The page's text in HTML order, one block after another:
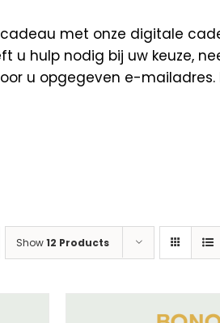
met onze digitale
u hulp nodig bij uw keuze,
u opgegeven e-
Show12 Products